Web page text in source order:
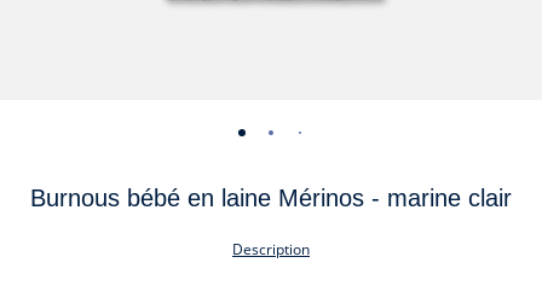
-
01 02 03 04 05 06
Burnous bébé en laine Mérinos - marine clair
Description